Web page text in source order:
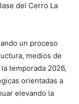
del Cerro La
un proceso
medios de
temporada 2026,
orientadas a
elevando la